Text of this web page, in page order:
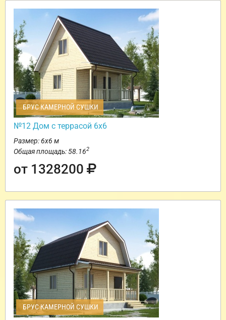
БРУС КАМЕРНОЙ СУШКИ
№12 Дом с террасой 6х6
Размер: 6х6 м
Общая площадь: 58.162
от 1328200
БРУС КАМЕРНОЙ СУШКИ